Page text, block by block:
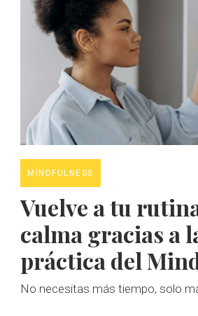
MINDFULNESS
Vuelve a tu
calma gracias a
práctica del
No necesitas más tiempo, solo